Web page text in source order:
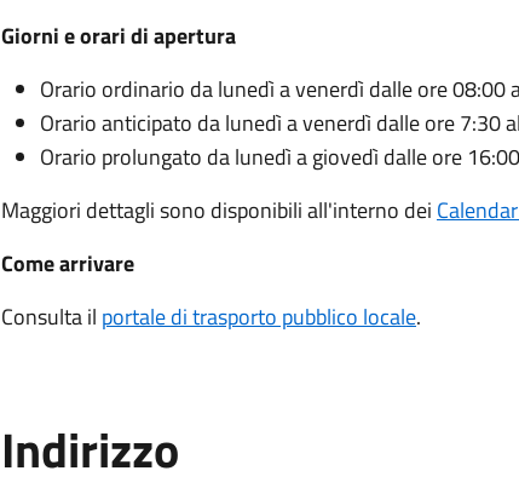
Giorni e orari di apertura
Orario ordinario da lunedì a venerdì dalle ore 08:00
Orario anticipato da lunedì a venerdì dalle ore 7:30
Orario prolungato da lunedì a giovedì dalle ore
Maggiori dettagli sono disponibili all'interno dei
Come arrivare
Consulta il portale di trasporto pubblico locale.
Indirizzo